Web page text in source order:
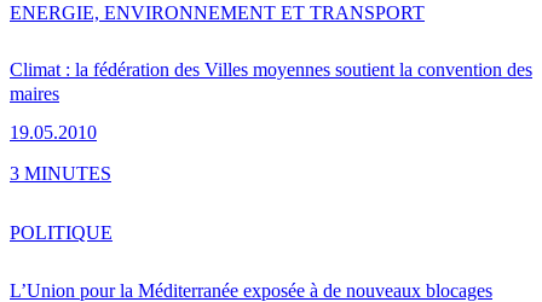
Climat : la fédération des Villes moyennes soutient la convention des
maires
19.05.2010
ENERGIE, ENVIRONNEMENT ET TRANSPORT
3 MINUTES
L’Union pour la Méditerranée exposée à de nouveaux blocages
POLITIQUE